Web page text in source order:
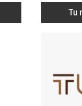
Tu